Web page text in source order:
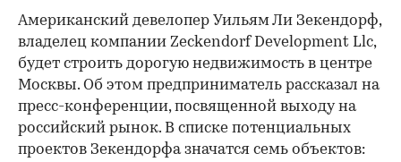
Американский девелопер Уильям Ли Зекендорф,
владелец компании Zeckendorf Development Llc,
будет строить дорогую недвижимость в центре
Москвы. Об этом предприниматель рассказал на
пресс-конференции, посвященной выходу на
российский рынок. В списке потенциальных
проектов Зекендорфа значатся семь объектов: